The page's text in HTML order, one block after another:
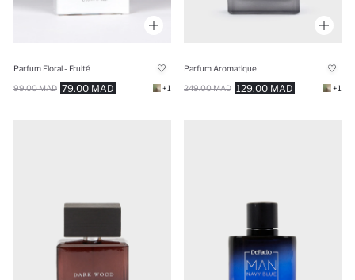
Parfum Floral - Fruité
79.00 MAD
99.00 MAD +1
Parfum Aromatique
129.00 MAD
249.00 MAD +1